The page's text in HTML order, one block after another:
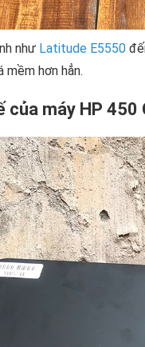
như Latitude E5550
mềm hơn hẳn.
máy HP 450